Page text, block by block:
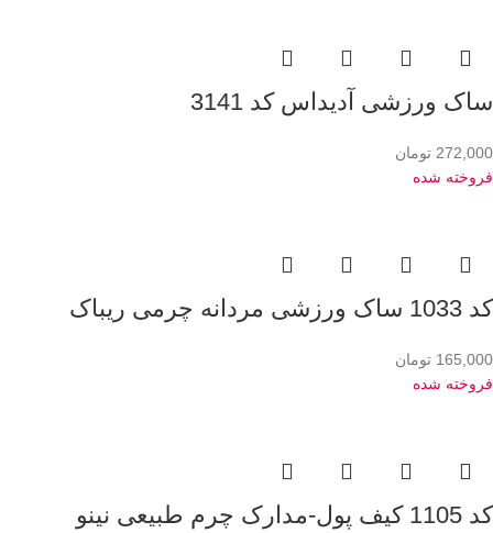
ساک ورزشی آدیداس کد 3141
272,000 تومان
فروخته شده
کد 1033 ساک ورزشی مردانه چرمی ریباک
165,000 تومان
فروخته شده
کد 1105 کیف پول-مدارک چرم طبیعی نینو